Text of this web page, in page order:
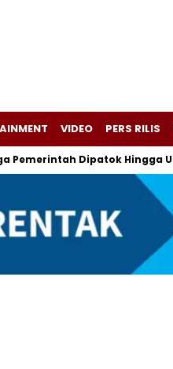
VIDEO PERS RILIS
Dipatok Hingga USD 94